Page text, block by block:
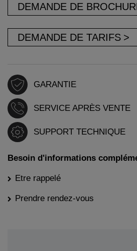
DEMANDE DE
DEMANDE DE TARIFS
GARANTIE
SERVICE APRÈS VENTE
SUPPORT TECHNIQUE
Besoin d'informations
Etre rappelé
Prendre rendez-vous